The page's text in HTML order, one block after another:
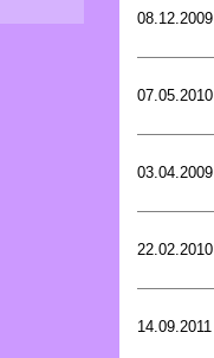
08.12.2009
07.05.2010
03.04.2009
22.02.2010
14.09.2011